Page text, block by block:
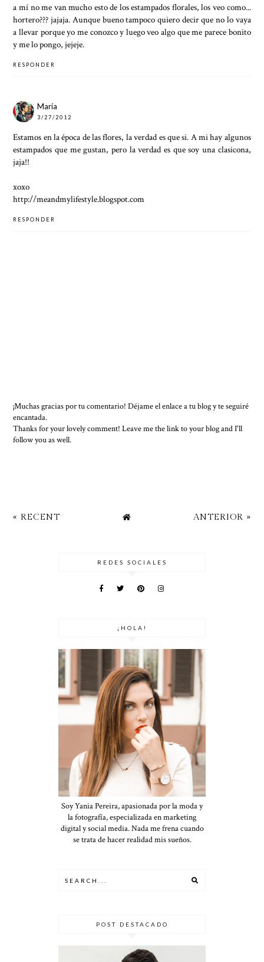
a mí no me van mucho esto de los estampados florales, los veo como...
hortero??? jajaja. Aunque bueno tampoco quiero decir que no lo vaya
a llevar porque yo me conozco y luego veo algo que me parece bonito
y me lo pongo, jejeje.
RESPONDER
María
3/27/2012
Estamos en la época de las flores, la verdad es que si. A mi hay algunos
estampados que me gustan, pero la verdad es que soy una clasicona,
jaja!!
xoxo
http://meandmylifestyle.blogspot.com
RESPONDER
¡Muchas gracias por tu comentario! Déjame el enlace a tu blog y te seguiré
encantada.
Thanks for your lovely comment! Leave me the link to your blog and I'll
follow you as well.
« RECENT ANTERIOR »
REDES SOCIALES
¡HOLA!
Soy Yania Pereira, apasionada por la moda y
la fotografía, especializada en marketing
digital y social media. Nada me frena cuando
se trata de hacer realidad mis sueños.
POST DESTACADO